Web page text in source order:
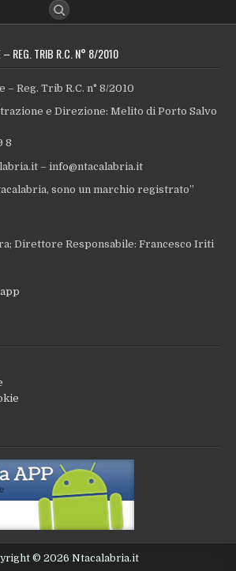
– REG. TRIB R.C. N° 8/2010
Reg. Trib R.C. n° 8/2010
e Direzione: Melito di Porto Salvo
8
– info@ntacalabria.it
sono un marchio registrato”
Direttore Responsabile: Francesco Iriti
© 2026 Ntacalabria.it